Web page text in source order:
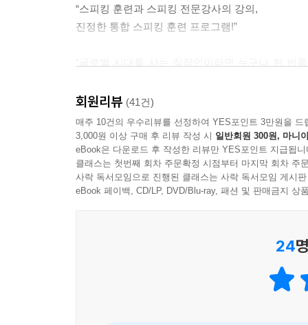
(말하라! 이제 당신은 네이티브처럼 말하게 된다!)
STEP 2 한 문장씩 끊어 말하기: 한 문장씩 끊어서
STEP 3 들으면서 따라 말하기: MP3를 들으면서
STEP 4 1분 동안 영어로 말하기: 우리말을 보면
{OUTPUT 스크립트와 표현 정리}
OUTPUT 파트에 나온 스크립트와 표현 해설을
경력 21년 스피킹 전문 영어 강사인 저자가 스피
“스피킹 훈련과 스피킹 전문강사의 강의,
진정한 통합 스피킹 훈련 프로그램!”
책에는 1분, 2분, 3분, 여러분의 영어를 점점 더
전문가인 저자의 강의도 함께 들을 수 있으니 시
하겠다. 『스피킹 매트릭스』로 여러분의 영어 고
- 김정옥 (아웃백코리아 인사부 상무)
“영어책이 이토록 과학적일 수 있다니 정말 놀랍다!”
부분까지 예리하게 짚어주면서 수업을 진행한다
그치지 않고 유창하고 논리적인 영어 말하기까
스피킹의 메커니즘을 정확히 꿰뚫고 있으며,
최단기간에 최대의 효과를 얻고 싶은 분들께 이보
회원리뷰 (41건)
매주 10건의 우수리뷰를 선정하여 YES포인트 3만원을 드
3,000원 이상 구매 후 리뷰 작성 시 일반회원 300원, 마니
eBook은 다운로드 후 작성한 리뷰만 YES포인트 지급됩니
클래스는 첫번째 회차 주문확정 시점부터 마지막 회차 주
사락 독서모임으로 진행된 클래스는 사락 독서모임 게시
eBook 페이백, CD/LP, DVD/Blu-ray, 패션 및 판매금지 상
24